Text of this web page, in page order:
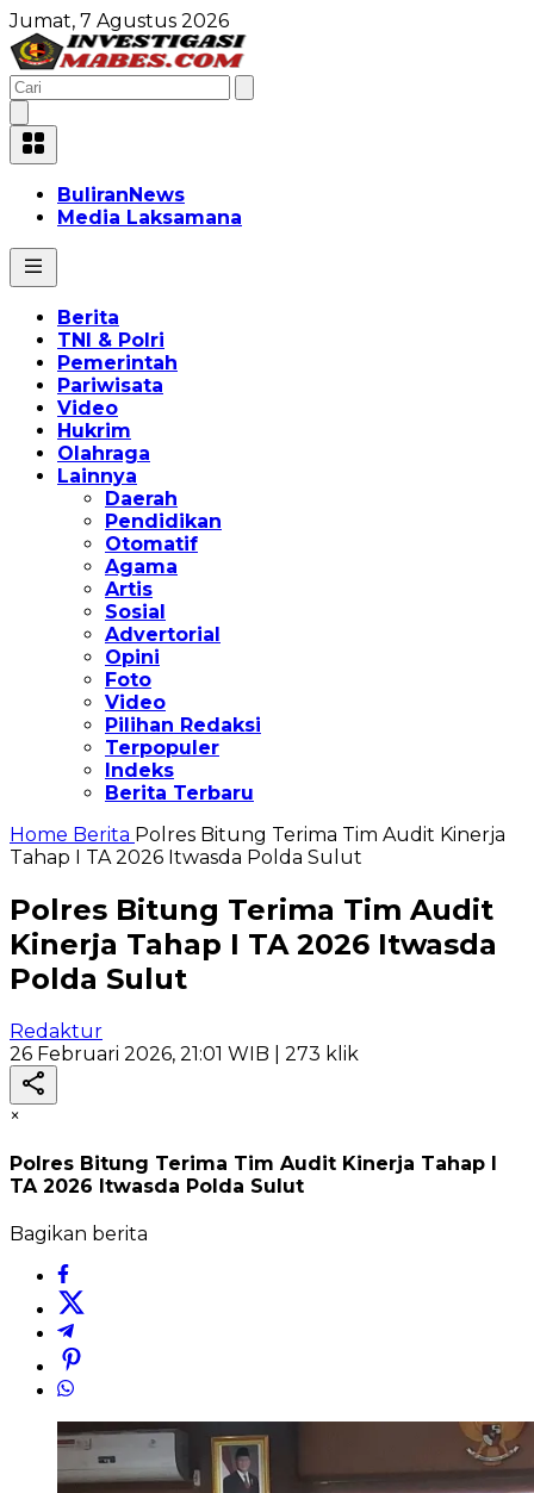
Jumat, 7 Agustus 2026
BuliranNews
Media Laksamana
Berita
TNI & Polri
Pemerintah
Pariwisata
Video
Hukrim
Olahraga
Lainnya
Daerah
Pendidikan
Otomatif
Agama
Artis
Sosial
Advertorial
Opini
Foto
Video
Pilihan Redaksi
Terpopuler
Indeks
Berita Terbaru
Home Berita Polres Bitung Terima Tim Audit Kinerja
Tahap I TA 2026 Itwasda Polda Sulut
Polres Bitung Terima Tim Audit
Kinerja Tahap I TA 2026 Itwasda
Polda Sulut
Redaktur
26 Februari 2026, 21:01 WIB | 273 klik
×
Polres Bitung Terima Tim Audit Kinerja Tahap I
TA 2026 Itwasda Polda Sulut
Bagikan berita